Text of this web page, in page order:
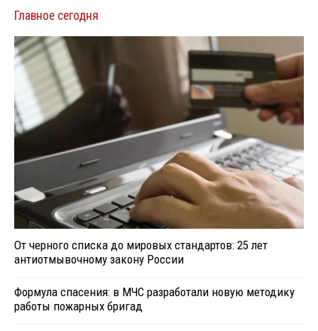
Главное сегодня
От черного списка до мировых стандартов: 25 лет
антиотмывочному закону России
Формула спасения: в МЧС разработали новую методику
работы пожарных бригад